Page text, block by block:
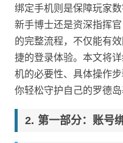
绑定手机则是保障玩家
新手博士还是资深指挥
的完整流程，不仅能有
捷的登录体验。本文将
机的必要性、具体操作
你轻松守护自己的罗德岛
第一部分：账号